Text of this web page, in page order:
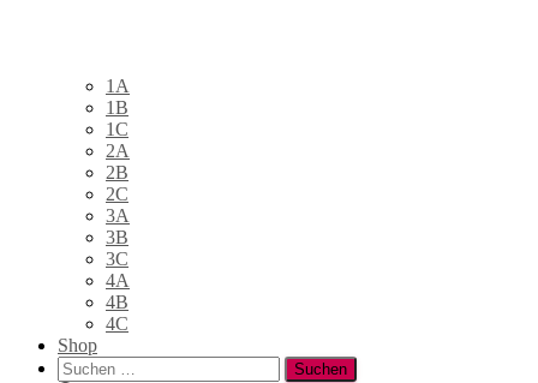
1A
1B
1C
2A
2B
2C
3A
3B
3C
4A
4B
4C
Shop
Suchen